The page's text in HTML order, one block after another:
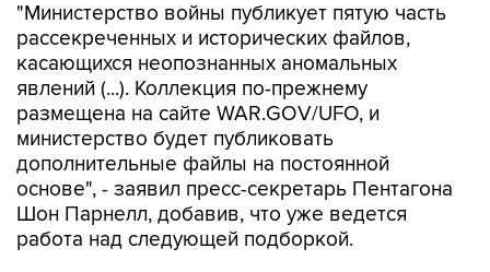
"Министерство войны публикует пятую часть
рассекреченных и исторических файлов,
касающихся неопознанных аномальных
явлений (...). Коллекция по-прежнему
размещена на сайте WAR.GOV/UFO, и
министерство будет публиковать
дополнительные файлы на постоянной
основе", - заявил пресс-секретарь Пентагона
Шон Парнелл, добавив, что уже ведется
работа над следующей подборкой.